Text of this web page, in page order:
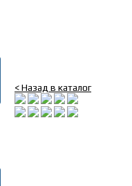
< Назад в каталог